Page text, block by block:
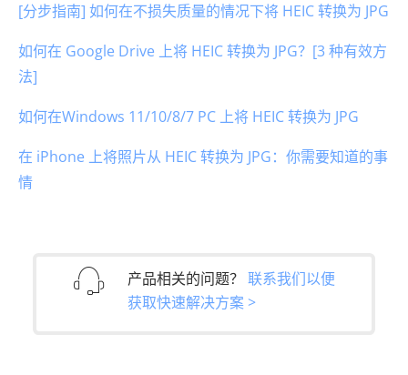
[分步指南] 如何在不损失质量的情况下将 HEIC 转换为 JPG
如何在 Google Drive 上将 HEIC 转换为 JPG？[3 种有效方
法]
如何在Windows 11/10/8/7 PC 上将 HEIC 转换为 JPG
在 iPhone 上将照片从 HEIC 转换为 JPG：你需要知道的事
情
产品相关的问题？ 联系我们以便
获取快速解决方案 >